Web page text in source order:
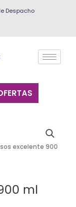
Despacho
excelente 900
ml